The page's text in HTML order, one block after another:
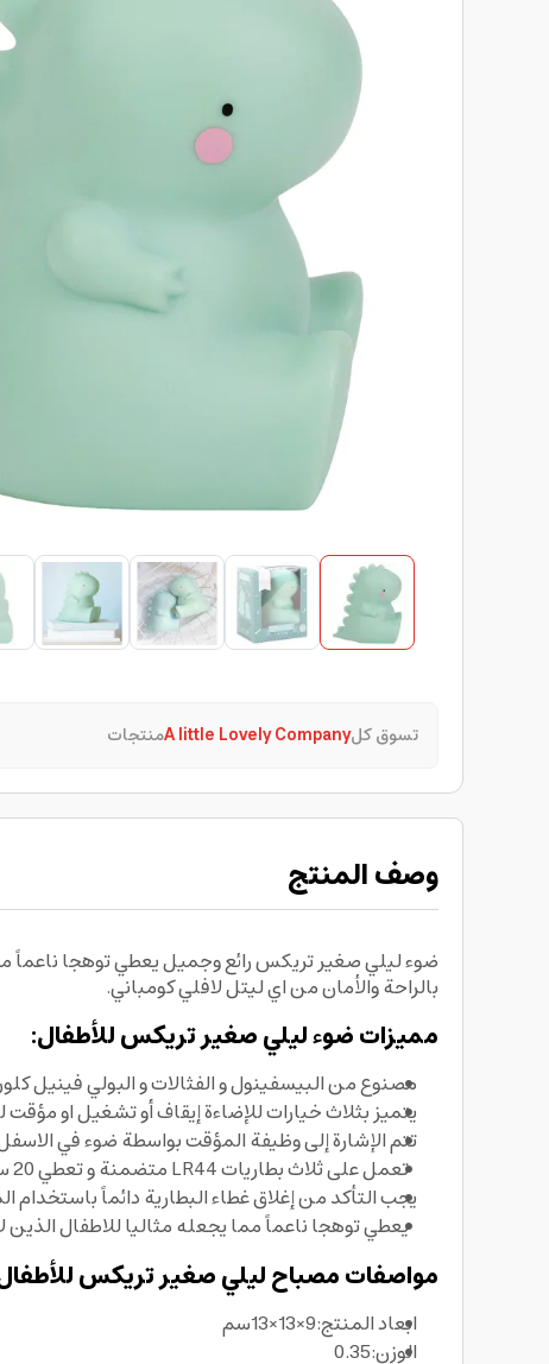
تسوق كلA little Lovely Companyمنتجات
وصف المنتج
ضوء ليلي صغير تريكس رائع وجميل يعطي توهجا ناعماً
بالراحة والأمان من اي ليتل لافلي كومباني.
مميزات ضوء ليلي صغير تريكس للأطفال:
مصنوع من البيسفينول و الفثالات و البولي فينيل
يتميز بثلاث خيارات للإضاءة إيقاف أو تشغيل او مؤقت لمدة 15
تتم الإشارة إلى وظيفة المؤقت بواسطة ضوء في
تعمل على ثلاث بطاريات LR44 متضمنة و تعطي 20 ساعة مشتعلة من الضوء
يجب التأكد من إغلاق غطاء البطارية دائماً باستخدام
يعطي توهجا ناعماً مما يجعله مثاليا للاطفال الذين
مواصفات مصباح ليلي صغير تريكس
ابعاد المنتج:9×13×13سم
الوزن:0.35